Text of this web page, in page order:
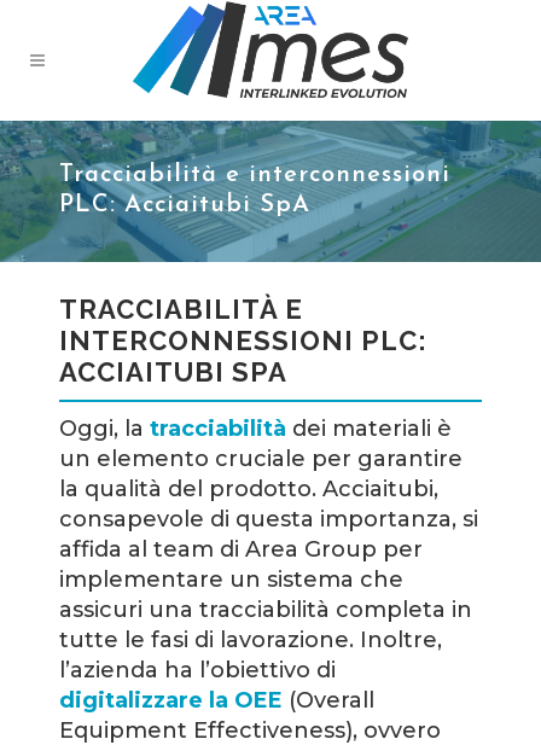
Tracciabilità e interconnessioni
PLC: Acciaitubi SpA
TRACCIABILITÀ E
INTERCONNESSIONI PLC:
ACCIAITUBI SPA
Oggi, la tracciabilità dei materiali è
un elemento cruciale per garantire
la qualità del prodotto. Acciaitubi,
consapevole di questa importanza, si
affida al team di Area Group per
implementare un sistema che
assicuri una tracciabilità completa in
tutte le fasi di lavorazione. Inoltre,
l’azienda ha l’obiettivo di
digitalizzare la OEE (Overall
Equipment Effectiveness), ovvero